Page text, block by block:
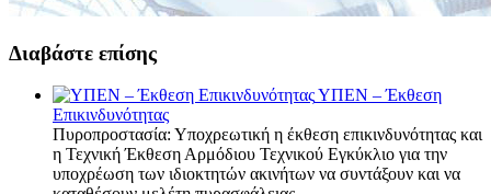
Διαβάστε επίσης
ΥΠΕΝ – Έκθεση
Επικινδυνότητας
Πυροπροστασία: Υποχρεωτική η έκθεση επικινδυνότητας και
η Τεχνική Έκθεση Αρμόδιου Τεχνικού Εγκύκλιο για την
υποχρέωση των ιδιοκτητών ακινήτων να συντάξουν και να